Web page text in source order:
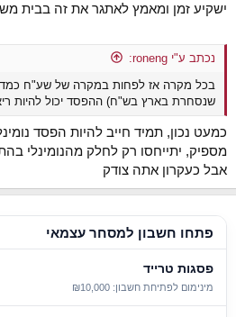
ישקיע זמן ומאמץ לאתגר את זה בבית
נכתב ע"י roneng:
בכל מקרה אז לפחות במקרה של שע"ח
שנסחרת בארץ בש"ח) ההפסד יכול להיות
כמעט נכון, תמיד חייב להיות הפסד
מספיק, יתייחסו רק לחלק מהנומינלי
אבל כעקרון אתה צודק
פתחו חשבון למסחר עצמאי
פסגות טרייד
מינימום לפתיחת חשבון: ₪10,000